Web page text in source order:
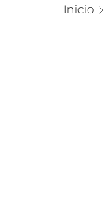
Inicio